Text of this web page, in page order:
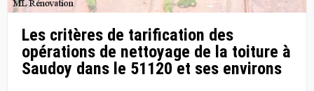
Les critères de tarification des
opérations de nettoyage de la toiture à
Saudoy dans le 51120 et ses environs